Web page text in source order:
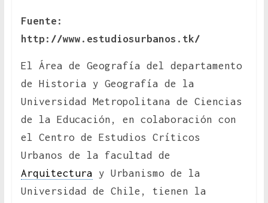
Fuente:
http://www.estudiosurbanos.tk/
El Área de Geografía del departamento
de Historia y Geografía de la
Universidad Metropolitana de Ciencias
de la Educación, en colaboración con
el Centro de Estudios Críticos
Urbanos de la facultad de
Arquitectura y Urbanismo de la
Universidad de Chile, tienen la